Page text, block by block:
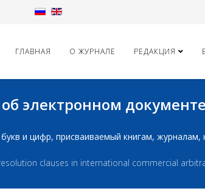
ГЛАВНАЯ О ЖУРНАЛЕ РЕДАКЦИЯ
об электронном
и цифр, присваиваемый книгам,
clauses in international commercial